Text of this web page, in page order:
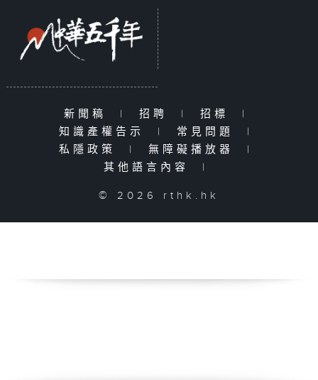
新聞稿 | 招聘 | 招標
|
知識產權告示
| 常見問題
|
私隱政策
| 無障礙播放器
|
其他語言內容
|
© 2026 rthk.hk